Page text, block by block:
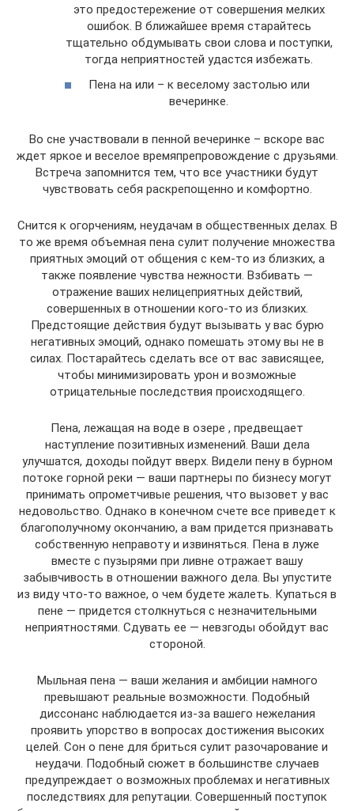
это предостережение от совершения мелких
ошибок. В ближайшее время старайтесь
тщательно обдумывать свои слова и поступки,
тогда неприятностей удастся избежать.
Пена на или – к веселому застолью или
вечеринке.
Во сне участвовали в пенной вечеринке – вскоре вас
ждет яркое и веселое времяпрепровождение с друзьями.
Встреча запомнится тем, что все участники будут
чувствовать себя раскрепощенно и комфортно.
Снится к огорчениям, неудачам в общественных делах. В
то же время объемная пена сулит получение множества
приятных эмоций от общения с кем-то из близких, а
также появление чувства нежности. Взбивать —
отражение ваших нелицеприятных действий,
совершенных в отношении кого-то из близких.
Предстоящие действия будут вызывать у вас бурю
негативных эмоций, однако помешать этому вы не в
силах. Постарайтесь сделать все от вас зависящее,
чтобы минимизировать урон и возможные
отрицательные последствия происходящего.
Пена, лежащая на воде в озере , предвещает
наступление позитивных изменений. Ваши дела
улучшатся, доходы пойдут вверх. Видели пену в бурном
потоке горной реки — ваши партнеры по бизнесу могут
принимать опрометчивые решения, что вызовет у вас
недовольство. Однако в конечном счете все приведет к
благополучному окончанию, а вам придется признавать
собственную неправоту и извиняться. Пена в луже
вместе с пузырями при ливне отражает вашу
забывчивость в отношении важного дела. Вы упустите
из виду что-то важное, о чем будете жалеть. Купаться в
пене — придется столкнуться с незначительными
неприятностями. Сдувать ее — невзгоды обойдут вас
стороной.
Мыльная пена — ваши желания и амбиции намного
превышают реальные возможности. Подобный
диссонанс наблюдается из-за вашего нежелания
проявить упорство в вопросах достижения высоких
целей. Сон о пене для бриться сулит разочарование и
неудачи. Подобный сюжет в большинстве случаев
предупреждает о возможных проблемах и негативных
последствиях для репутации. Совершенный поступок